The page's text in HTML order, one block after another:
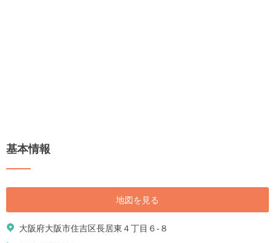
基本情報
地図を見る
大阪府大阪市住吉区長居東４丁目６-８